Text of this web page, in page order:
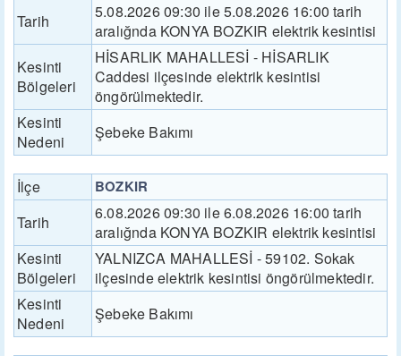
Tarih
5.08.2026 09:30 ile 5.08.2026 16:00 tarih
aralığnda KONYA BOZKIR elektrik kesintisi
Kesinti
Bölgeleri
HİSARLIK MAHALLESİ - HİSARLIK
Caddesi ilçesinde elektrik kesintisi
öngörülmektedir.
Kesinti
Nedeni
Şebeke Bakımı
İlçe BOZKIR
Tarih
6.08.2026 09:30 ile 6.08.2026 16:00 tarih
aralığnda KONYA BOZKIR elektrik kesintisi
Kesinti
Bölgeleri
YALNIZCA MAHALLESİ - 59102. Sokak
ilçesinde elektrik kesintisi öngörülmektedir.
Kesinti
Nedeni
Şebeke Bakımı